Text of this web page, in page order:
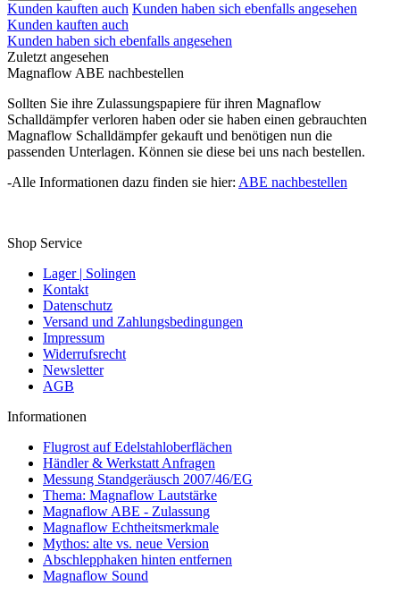
Kunden kauften auch Kunden haben sich ebenfalls angesehen
Kunden kauften auch
Kunden haben sich ebenfalls angesehen
Zuletzt angesehen
Magnaflow ABE nachbestellen
Sollten Sie ihre Zulassungspapiere für ihren Magnaflow
Schalldämpfer verloren haben oder sie haben einen gebrauchten
Magnaflow Schalldämpfer gekauft und benötigen nun die
passenden Unterlagen. Können sie diese bei uns nach bestellen.
-Alle Informationen dazu finden sie hier: ABE nachbestellen
Shop Service
Lager | Solingen
Kontakt
Datenschutz
Versand und Zahlungsbedingungen
Impressum
Widerrufsrecht
Newsletter
AGB
Informationen
Flugrost auf Edelstahloberflächen
Händler & Werkstatt Anfragen
Messung Standgeräusch 2007/46/EG
Thema: Magnaflow Lautstärke
Magnaflow ABE - Zulassung
Magnaflow Echtheitsmerkmale
Mythos: alte vs. neue Version
Abschlepphaken hinten entfernen
Magnaflow Sound